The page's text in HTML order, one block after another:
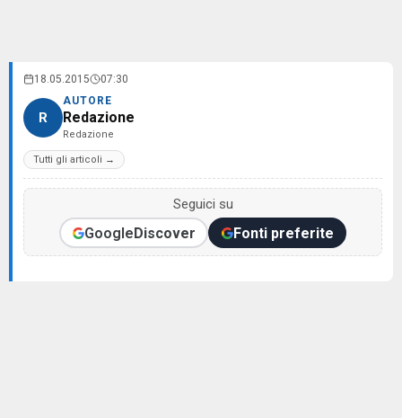
18.05.2015 07:30
R
AUTORE
Redazione
Redazione
Tutti gli articoli →
Seguici su
GoogleDiscover Fonti preferite